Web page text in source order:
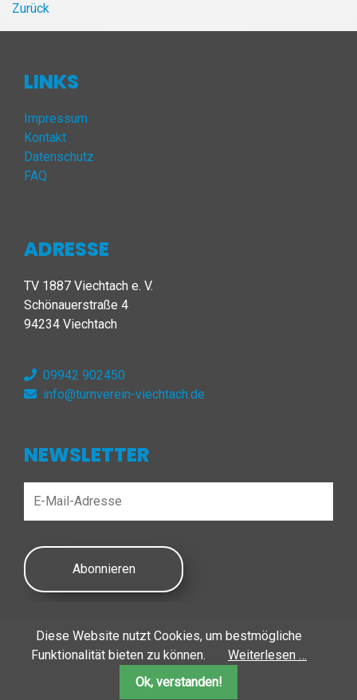
Diese Website nutzt Cookies, um bestmögliche
Funktionalität bieten zu können.
Weiterlesen …
Ok, verstanden!
Zurück
LINKS
Impressum
Kontakt
Datenschutz
FAQ
ADRESSE
TV 1887 Viechtach e. V.
Schönauerstraße 4
94234 Viechtach
09942 902450
info@turnverein-viechtach.de
NEWSLETTER
Abonnieren
© 2026 Turnverein Viechtach | Alle Rechte vorbehalten